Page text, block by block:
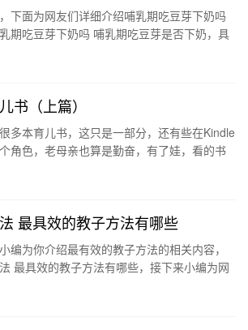
下面为网友们详细介绍哺乳期吃豆芽下奶吗
期吃豆芽下奶吗 哺乳期吃豆芽是否下奶，具
书（上篇）
多本育儿书，这只是一部分，还有些在Kindle
角色，老母亲也算是勤奋，有了娃，看的书
最具效的教子方法有哪些
编为你介绍最有效的教子方法的相关内容，
最具效的教子方法有哪些，接下来小编为网